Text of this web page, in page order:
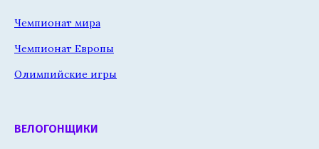
Чемпионат мира
Чемпионат Европы
Олимпийские игры
ВЕЛОГОНЩИКИ